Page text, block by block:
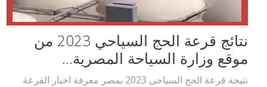
نتائج قرعة الحج السياحي 2023 من
موقع وزارة السياحة المصرية...
نتيجة قرعة الحج السياحى 2023 بمصر معرفة اخبار القرعة